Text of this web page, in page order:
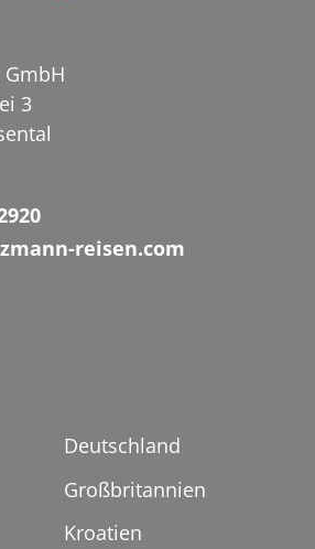
3
reisen.com
Deutschland
Großbritannien
Kroatien